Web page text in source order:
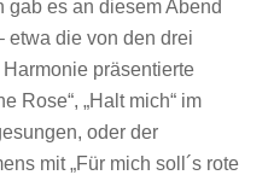
gab es an diesem Abend
etwa die von den drei
präsentierte
Rose“, „Halt mich“ im
oder der
mit „Für mich soll´s rote